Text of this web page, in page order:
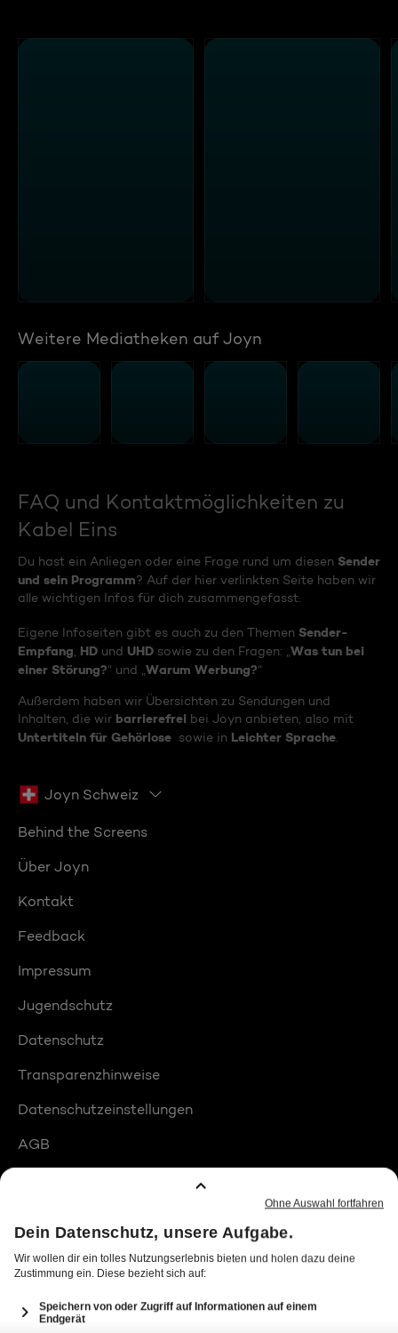
Weitere Mediatheken auf Joyn
FAQ und Kontaktmöglichkeiten zu
Kabel Eins
Du hast ein Anliegen oder eine Frage rund um diesen Sender
und sein Programm? Auf der hier verlinkten Seite haben wir
alle wichtigen Infos für dich zusammengefasst.
Eigene Infoseiten gibt es auch zu den Themen Sender-
Empfang HD und UHD sowie zu den Fragen: „ Was tun bei
einer Störung?“ und „ Warum Werbung?“
Außerdem haben wir Übersichten zu Sendungen und
Inhalten, die wir barrierefrei bei Joyn anbieten, also mit
Untertiteln für Gehörlose sowie in Leichter Sprache
Joyn Schweiz
Behind the Screens
Über Joyn
Kontakt
Feedback
Impressum
Jugendschutz
Datenschutz
Transparenzhinweise
Datenschutzeinstellungen
AGB